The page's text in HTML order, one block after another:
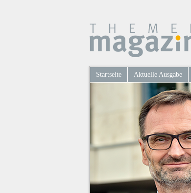
Startseite Aktuelle Ausgabe